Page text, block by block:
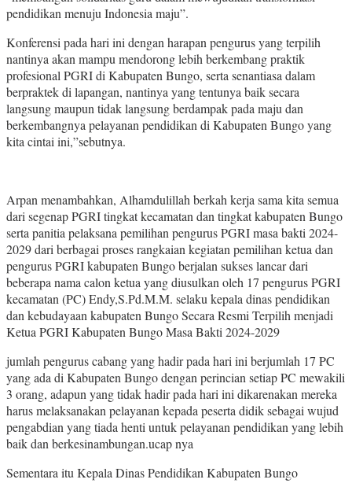
pendidikan menuju Indonesia maju”.
Konferensi pada hari ini dengan harapan pengurus yang terpilih
nantinya akan mampu mendorong lebih berkembang praktik
profesional PGRI di Kabupaten Bungo, serta senantiasa dalam
berpraktek di lapangan, nantinya yang tentunya baik secara
langsung maupun tidak langsung berdampak pada maju dan
berkembangnya pelayanan pendidikan di Kabupaten Bungo yang
kita cintai ini,”sebutnya.
Arpan menambahkan, Alhamdulillah berkah kerja sama kita semua
dari segenap PGRI tingkat kecamatan dan tingkat kabupaten Bungo
serta panitia pelaksana pemilihan pengurus PGRI masa bakti 2024-
2029 dari berbagai proses rangkaian kegiatan pemilihan ketua dan
pengurus PGRI kabupaten Bungo berjalan sukses lancar dari
beberapa nama calon ketua yang diusulkan oleh 17 pengurus PGRI
kecamatan (PC) Endy,S.Pd.M.M. selaku kepala dinas pendidikan
dan kebudayaan kabupaten Bungo Secara Resmi Terpilih menjadi
Ketua PGRI Kabupaten Bungo Masa Bakti 2024-2029
jumlah pengurus cabang yang hadir pada hari ini berjumlah 17 PC
yang ada di Kabupaten Bungo dengan perincian setiap PC mewakili
3 orang, adapun yang tidak hadir pada hari ini dikarenakan mereka
harus melaksanakan pelayanan kepada peserta didik sebagai wujud
pengabdian yang tiada henti untuk pelayanan pendidikan yang lebih
baik dan berkesinambungan.ucap nya
Sementara itu Kepala Dinas Pendidikan Kabupaten Bungo